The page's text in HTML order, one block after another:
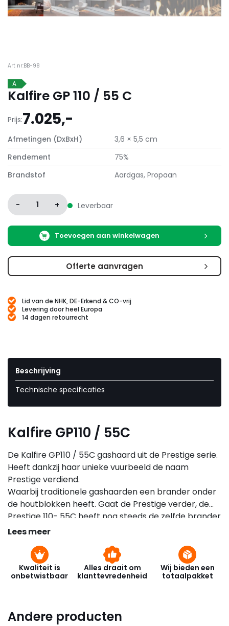
Art nr:BB-98
A
Kalfire GP 110 / 55 C
Prijs:7.025,-
Afmetingen (DxBxH)
3,6 × 5,5 cm
Rendement
75%
Brandstof
Aardgas, Propaan
- 1 + Leverbaar
Toevoegen aan winkelwagen
Offerte aanvragen
Lid van de NHK, DE-Erkend & CO-vrij
Levering door heel Europa
14 dagen retourrecht
Beschrijving
Technische specificaties
Kalfire GP110 / 55C
De Kalfire GP110 / 55C gashaard uit de Prestige serie.
Heeft dankzij haar unieke vuurbeeld de naam
Prestige verdiend.
Waarbij traditionele gashaarden een brander onder
de houtblokken heeft. Gaat de Prestige verder, de
Prestige 110- 55C heeft nog steeds de zelfde brander
zoals die van de standaard ECO-Line modellen maar
de kachel geplaatst met daar binnen in een brander
! En de Prestige heeft er niet één, maar drie ! En dan
hebben we het nog niet eens over de standaard
Lees meer
Kwaliteit is
onbetwistbaar
Alles draait om
klanttevredenheid
Wij bieden een
totaalpakket
Andere producten